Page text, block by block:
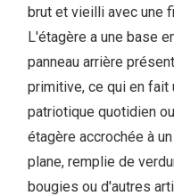
brut et vieilli avec une
L'étagère a une base
panneau arrière
primitive, ce qui en fait
patriotique quotidien
étagère accrochée à
plane, remplie de
bougies ou d'autres